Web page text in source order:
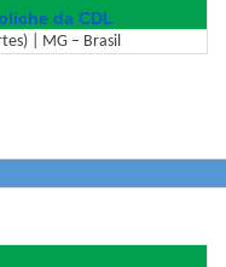
da CDL
| MG – Brasil